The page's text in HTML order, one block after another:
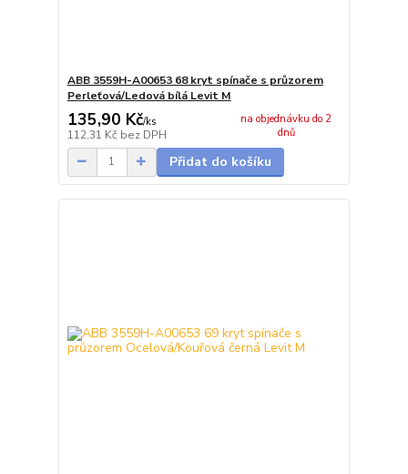
ABB 3559H-A00653 68 kryt spínače s průzorem
Perleťová/Ledová bílá Levit M
135,90 Kč/ks
112,31 Kč bez DPH
na objednávku do 2
dnů
Přidat do košíku